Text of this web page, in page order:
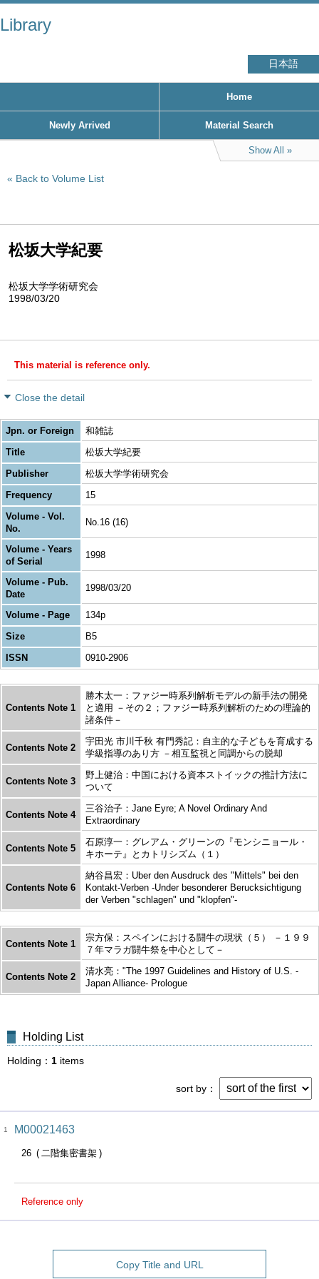
Library
日本語
Home
Newly Arrived Material Search
Show All
Back to Volume List
松坂大学紀要
松坂大学学術研究会
1998/03/20
This material is reference only.
Close the detail
Jpn. or Foreign
和雑誌
Title
松坂大学紀要
Publisher
松坂大学学術研究会
Frequency
15
Volume - Vol.
No.
No.16 (16)
Volume - Years
of Serial
1998
Volume - Pub.
Date
1998/03/20
Volume - Page
134p
Size
B5
ISSN
0910-2906
Contents Note 1
勝木太一：ファジー時系列解析モデルの新手法の開発
と適用 －その２；ファジー時系列解析のための理論的
諸条件－
Contents Note 2
宇田光 市川千秋 有門秀記：自主的な子どもを育成する
学級指導のあり方 －相互監視と同調からの脱却
Contents Note 3
野上健治：中国における資本ストイックの推計方法に
ついて
Contents Note 4
三谷治子：Jane Eyre; A Novel Ordinary And
Extraordinary
Contents Note 5
石原淳一：グレアム・グリーンの『モンシニョール・
キホーテ』とカトリシズム（１）
Contents Note 6
納谷昌宏：Uber den Ausdruck des "Mittels" bei den
Kontakt-Verben -Under besonderer Berucksichtigung
der Verben "schlagen" und "klopfen"-
Contents Note 1
宗方保：スペインにおける闘牛の現状（５） －１９９
７年マラガ闘牛祭を中心として－
Contents Note 2
清水亮："The 1997 Guidelines and History of U.S. -
Japan Alliance- Prologue
Holding List
Holding 1 items
sort by
1 M00021463
26 二階集密書架
Reference only
Copy Title and URL